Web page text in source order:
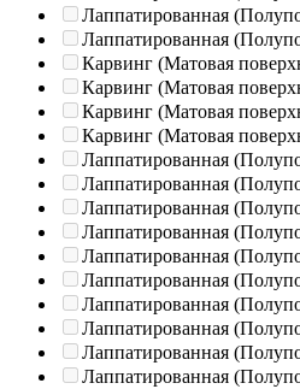
Лаппатированная
Лаппатированная
Карвинг (Матовая
Карвинг (Матовая
Карвинг (Матовая
Карвинг (Матовая
Лаппатированная
Лаппатированная
Лаппатированная
Лаппатированная
Лаппатированная
Лаппатированная
Лаппатированная
Лаппатированная
Лаппатированная
Лаппатированная